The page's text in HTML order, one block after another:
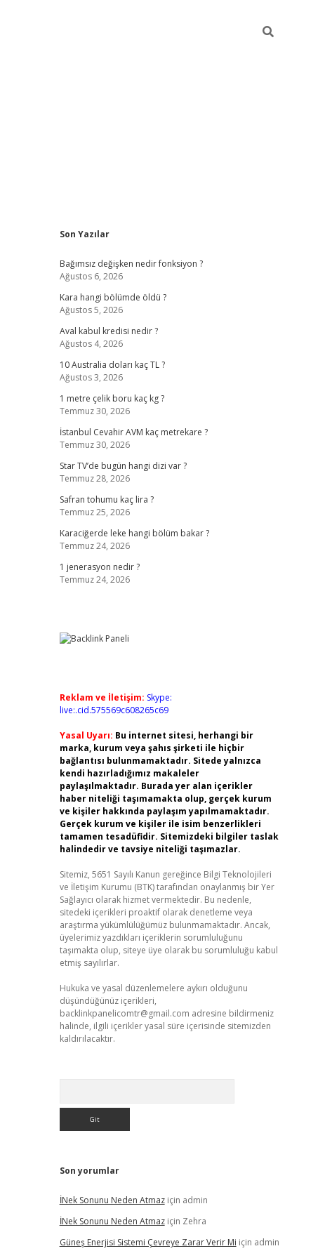
Sidebar
Son Yazılar
Bağımsız değişken nedir fonksiyon ?
Ağustos 6, 2026
Kara hangi bölümde öldü ?
Ağustos 5, 2026
Aval kabul kredisi nedir ?
Ağustos 4, 2026
10 Australia doları kaç TL ?
Ağustos 3, 2026
1 metre çelik boru kaç kg ?
Temmuz 30, 2026
İstanbul Cevahir AVM kaç metrekare ?
Temmuz 30, 2026
Star TV’de bugün hangi dizi var ?
Temmuz 28, 2026
Safran tohumu kaç lira ?
Temmuz 25, 2026
Karaciğerde leke hangi bölüm bakar ?
Temmuz 24, 2026
1 jenerasyon nedir ?
Temmuz 24, 2026
Reklam ve İletişim: Skype:
live:.cid.575569c608265c69
Yasal Uyarı: Bu internet sitesi, herhangi bir
marka, kurum veya şahıs şirketi ile hiçbir
bağlantısı bulunmamaktadır. Sitede yalnızca
kendi hazırladığımız makaleler
paylaşılmaktadır. Burada yer alan içerikler
haber niteliği taşımamakta olup, gerçek kurum
ve kişiler hakkında paylaşım yapılmamaktadır.
Gerçek kurum ve kişiler ile isim benzerlikleri
tamamen tesadüfidir. Sitemizdeki bilgiler taslak
halindedir ve tavsiye niteliği taşımazlar.
Sitemiz, 5651 Sayılı Kanun gereğince Bilgi Teknolojileri
ve İletişim Kurumu (BTK) tarafından onaylanmış bir Yer
Sağlayıcı olarak hizmet vermektedir. Bu nedenle,
sitedeki içerikleri proaktif olarak denetleme veya
araştırma yükümlülüğümüz bulunmamaktadır. Ancak,
üyelerimiz yazdıkları içeriklerin sorumluluğunu
taşımakta olup, siteye üye olarak bu sorumluluğu kabul
etmiş sayılırlar.
Hukuka ve yasal düzenlemelere aykırı olduğunu
düşündüğünüz içerikleri,
backlinkpanelicomtr@gmail.com adresine bildirmeniz
halinde, ilgili içerikler yasal süre içerisinde sitemizden
kaldırılacaktır.
Son yorumlar
İNek Sonunu Neden Atmaziçin admin
İNek Sonunu Neden Atmaziçin Zehra
Güneş Enerjisi Sistemi Çevreye Zarar Verir Mi için admin